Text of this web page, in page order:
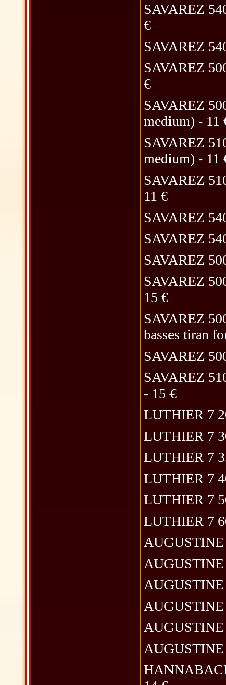
SAVAREZ
€
SAVAREZ
SAVAREZ
€
SAVAREZ
medium) - 11
SAVAREZ
medium) - 11
SAVAREZ
11 €
SAVAREZ
SAVAREZ
SAVAREZ
SAVAREZ
15 €
SAVAREZ
basses tiran
SAVAREZ
SAVAREZ
- 15 €
LUTHIER 7
LUTHIER 7
LUTHIER 7
LUTHIER 7
LUTHIER 7
LUTHIER 7
AUGUSTINE
AUGUSTINE